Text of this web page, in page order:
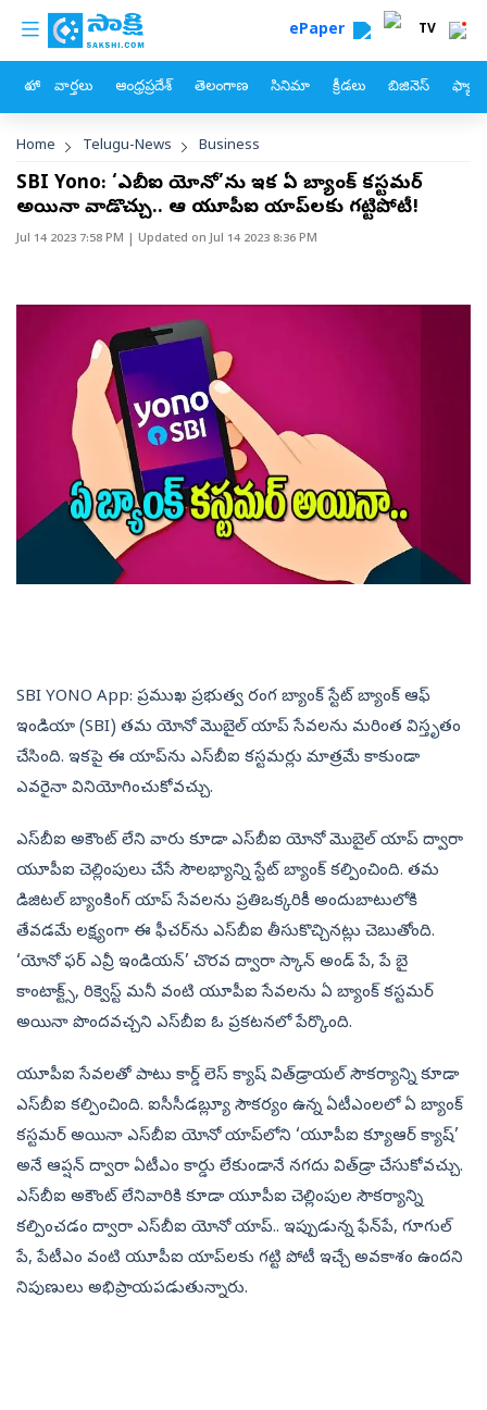
Skip to main content
custom menu ePaper TV
హోం వార్తలు ఆంధ్రప్రదేశ్ తెలంగాణ సినిమా క్రీడలు బిజినెస్
Breadcrumb
Home Telugu-News Business
SBI Yono: ‘ఎస్‌బీఐ యోనో’ను ఇక ఏ బ్యాంక్‌ కస్టమర్‌
అయినా వాడొచ్చు.. ఆ యూపీఐ యాప్‌లకు గట్టిపోటీ!
Jul 14 2023 7:58 PM | Updated onJul 14 2023 8:36 PM
SBI YONO App: ప్రముఖ ప్రభుత్వ రంగ బ్యాంక్‌ స్టేట్‌ బ్యాంక్‌ ఆఫ్‌
ఇండియా (SBI) తమ యోనో మొబైల్‌ యాప్‌ సేవలను మరింత విస్తృతం
చేసింది. ఇకపై ఈ యాప్‌ను ఎస్‌బీఐ కస్టమర్లు మాత్రమే కాకుండా
ఎవరైనా వినియోగించుకోవచ్చు.
ఎస్‌బీఐ అకౌంట్‌ లేని వారు కూడా ఎస్‌బీఐ యోనో మొబైల్‌ యాప్‌ ద్వారా
యూపీఐ చెల్లింపులు చేసే సౌలభ్యాన్ని స్టేట్‌ బ్యాంక్‌ కల్పించింది. తమ
డిజిటల్‌ బ్యాంకింగ్‌ యాప్‌ సేవలను ప్రతిఒక్కరికీ అందుబాటులోకి
తేవడమే లక్ష్యంగా ఈ ఫీచర్‌ను ఎస్‌బీఐ తీసుకొచ్చినట్లు చెబుతోంది.
‘యోనో ఫర్‌ ఎవ్రీ ఇండియన్‌’ చొరవ ద్వారా స్కాన్‌ అండ్‌ పే, పే బై
కాంటాక్ట్స్‌, రిక్వెస్ట్‌ మనీ వంటి యూపీఐ సేవలను ఏ బ్యాంక్‌ కస్టమర్‌
అయినా పొందవచ్చని ఎస్‌బీఐ ఓ ప్రకటనలో పేర్కొంది.
యూపీఐ సేవలతో పాటు కార్డ్‌ లెస్‌ క్యాష్‌ విత్‌డ్రాయల్‌ సౌకర్యాన్ని కూడా
ఎస్‌బీఐ కల్పించింది. ఐసీసీడబ్ల్యూ సౌకర్యం ఉన్న ఏటీఎంలలో ఏ బ్యాంక్‌
కస్టమర్‌ అయినా ఎస్‌బీఐ యోనో యాప్‌లోని ‘యూపీఐ క్యూఆర్‌ క్యాష్‌’
అనే ఆప్షన్‌ ద్వారా ఏటీఎం కార్డు లేకుండానే నగదు విత్‌డ్రా చేసుకోవచ్చు.
ఎస్‌బీఐ అకౌంట్‌ లేనివారికి కూడా యూపీఐ చెల్లింపుల సౌకర్యాన్ని
కల్పించడం ద్వారా ఎస్‌బీఐ యోనో యాప్‌.. ఇప్పుడున్న ఫేన్‌పే, గూగుల్‌
పే, పేటీఎం వంటి యూపీఐ యాప్‌లకు గట్టి పోటీ ఇచ్చే అవకాశం ఉందని
నిపుణులు అభిప్రాయపడుతున్నారు.